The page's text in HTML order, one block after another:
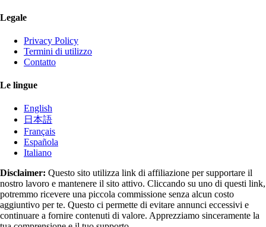
Legale
Privacy Policy
Termini di utilizzo
Contatto
Le lingue
English
日本語
Français
Española
Italiano
Disclaimer: Questo sito utilizza link di affiliazione per supportare il
nostro lavoro e mantenere il sito attivo. Cliccando su uno di questi link,
potremmo ricevere una piccola commissione senza alcun costo
aggiuntivo per te. Questo ci permette di evitare annunci eccessivi e
continuare a fornire contenuti di valore. Apprezziamo sinceramente la